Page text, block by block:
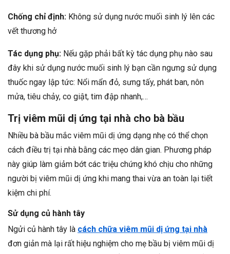
Chống chỉ định: Không sử dụng nước muối sinh lý lên các
vết thương hở
Tác dụng phụ: Nếu gặp phải bất kỳ tác dụng phụ nào sau
đây khi sử dụng nước muối sinh lý bạn cần ngưng sử dụng
thuốc ngay lập tức: Nổi mẩn đỏ, sưng tấy, phát ban, nôn
mửa, tiêu chảy, co giật, tim đập nhanh,…
Trị viêm mũi dị ứng tại nhà cho bà bầu
Nhiều bà bầu mắc viêm mũi dị ứng dạng nhẹ có thể chọn
cách điều trị tại nhà bằng các mẹo dân gian. Phương pháp
này giúp làm giảm bớt các triệu chứng khó chịu cho những
người bị viêm mũi dị ứng khi mang thai vừa an toàn lại tiết
kiệm chi phí.
Sử dụng củ hành tây
Ngửi củ hành tây là cách chữa viêm mũi dị ứng tại nhà
đơn giản mà lại rất hiệu nghiệm cho mẹ bầu bị viêm mũi dị